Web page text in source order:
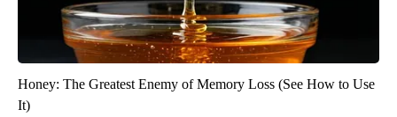
Honey: The Greatest Enemy of Memory Loss (See How to Use
It)